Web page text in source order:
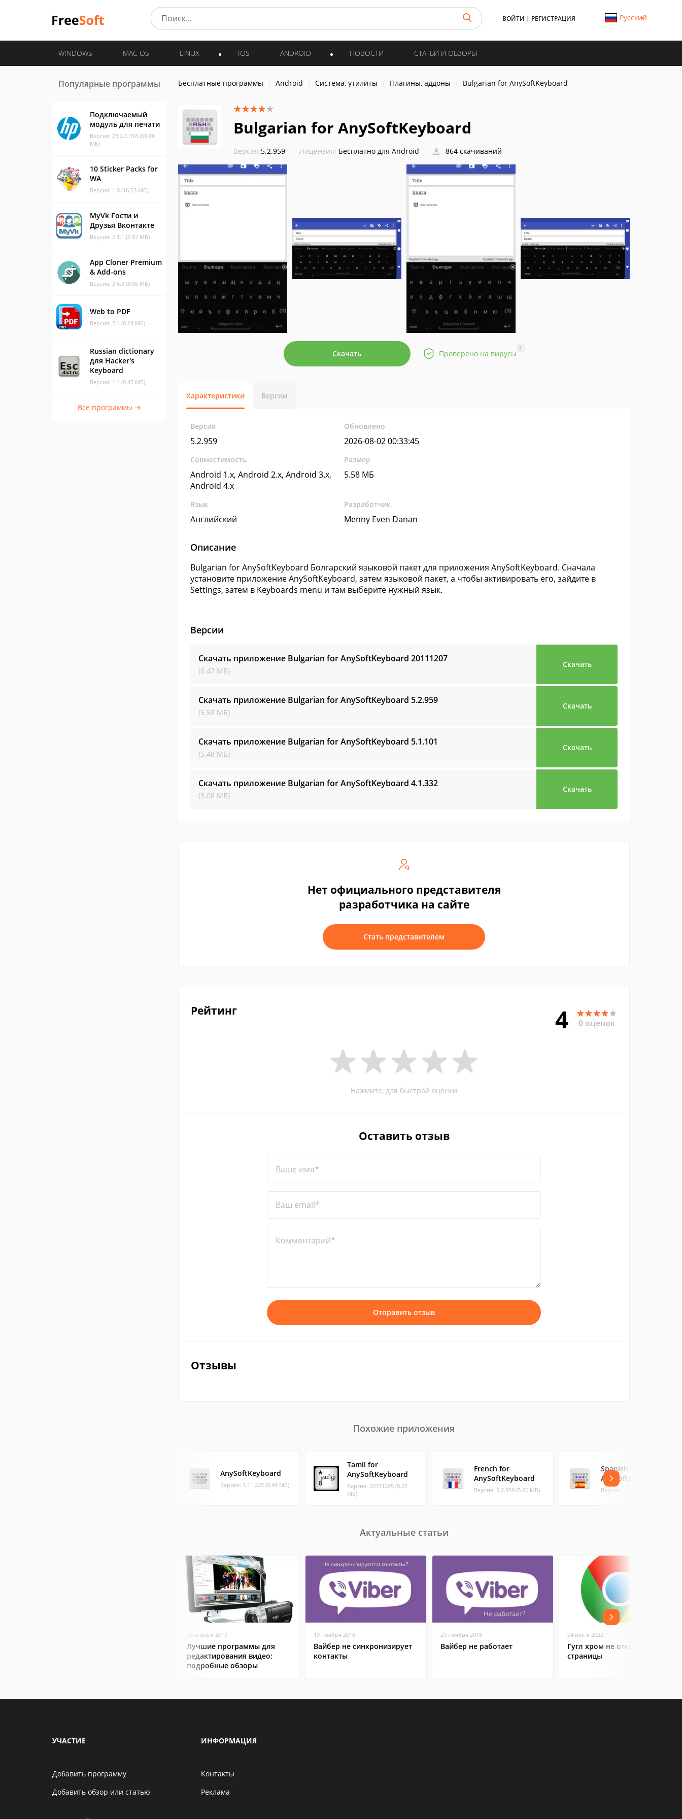
ВОЙТИ | РЕГИСТРАЦИЯ Русский
WINDOWS MAC OS LINUX IOS ANDROID НОВОСТИ СТАТЬИ И ОБЗОРЫ
Популярные программы
Подключаемый
модуль для печати
Версия: 23.2.6.318 (69.88
МБ)
10 Sticker Packs for
WA
Версия: 1.0 (16.53 МБ)
MyVk Гости и
Друзья Вконтакте
Версия: 2.1.1 (2.97 МБ)
App Cloner Premium
& Add-ons
Версия: 3.6.8 (8.06 МБ)
Web to PDF
Версия: 2.4 (0.24 МБ)
Russian dictionary
для Hacker's
Keyboard
Версия: 1.4 (0.47 МБ)
Все программы →
Бесплатные программы Android Система, утилиты Плагины, аддоны Bulgarian for AnySoftKeyboard
Bulgarian for AnySoftKeyboard
Версия:5.2.959 Лицензия: Бесплатно для Android 864 скачиваний
Скачать Проверено на вирусы
?
Характеристики Версии
Версия
5.2.959
Обновлено
2026-08-02 00:33:45
Совместимость
Android 1.x, Android 2.x, Android 3.x,
Android 4.x
Размер
5.58 МБ
Язык
Английский
Разработчик
Menny Even Danan
Описание
Bulgarian for AnySoftKeyboard Болгарский языковой пакет для приложения AnySoftKeyboard. Сначала
установите приложение AnySoftKeyboard, затем языковой пакет, а чтобы активировать его, зайдите в
Settings, затем в Keyboards menu и там выберите нужный язык.
Версии
Скачать приложение Bulgarian for AnySoftKeyboard 20111207
(0.47 МБ)
Скачать
Скачать приложение Bulgarian for AnySoftKeyboard 5.2.959
(5.58 МБ)
Скачать
Скачать приложение Bulgarian for AnySoftKeyboard 5.1.101
(5.48 МБ)
Скачать
Скачать приложение Bulgarian for AnySoftKeyboard 4.1.332
(3.08 МБ)
Скачать
Нет официального представителя
разработчика на сайте
Стать представителем
Рейтинг 4 0 оценок
Нажмите, для быстрой оценки
Оставить отзыв
Ваше имя*
Ваш email*
Комментарий*
Отправить отзыв
Отзывы
Похожие приложения
AnySoftKeyboard
Версия: 1.11.225 (9.49 МБ)
Tamil for
AnySoftKeyboard
Версия: 20111205 (0.05
МБ)
French for
AnySoftKeyboard
Версия: 5.2.959 (5.06 МБ)
Spanish for
AnySoftKeyboard
Версия: 5.2.959 (4.74 МБ)
Актуальные статьи
24 января 2017
Лучшие программы для
редактирования видео:
подробные обзоры
19 ноября 2018
Вайбер не синхронизирует
контакты
21 ноября 2018
Вайбер не работает
04 июня 2022
Гугл хром не открывает
страницы
УЧАСТИЕ
Добавить программу
Добавить обзор или статью
ИНФОРМАЦИЯ
Контакты
Реклама